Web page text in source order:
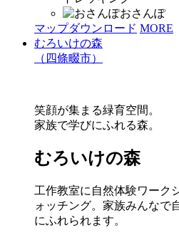
おさんぽ
マップダウンロード MORE
むろいけの森
（四條畷市）
笑顔が集まる緑育空間。
家族で学びにふれる森。
むろいけの森
工作教室に自然体験ワーク
ォッチング。家族みんなで
にふれられます。